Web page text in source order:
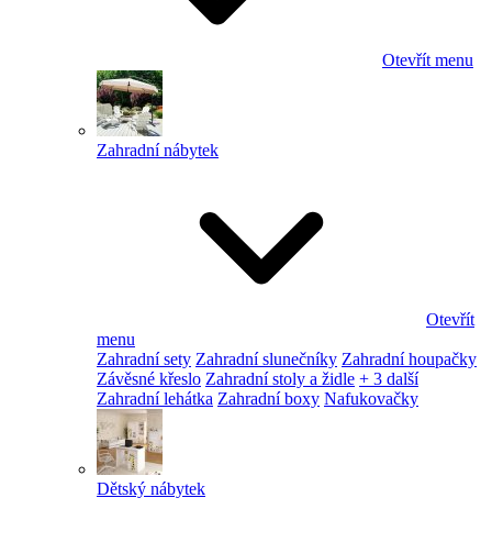
Otevřít menu
Zahradní nábytek
Otevřít
menu
Zahradní sety Zahradní slunečníky Zahradní houpačky
Závěsné křeslo Zahradní stoly a židle + 3 další
Zahradní lehátka Zahradní boxy Nafukovačky
Dětský nábytek